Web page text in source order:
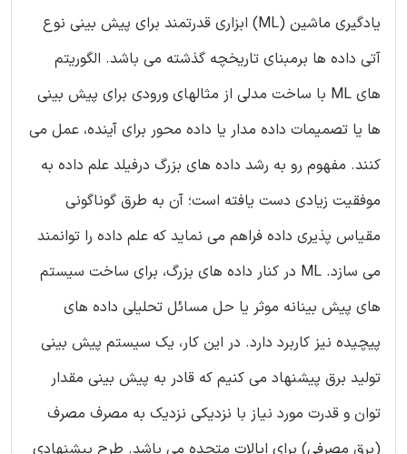
یادگیری ماشین (ML) ابزاری قدرتمند برای پیش بینی نوع
آتی داده ها برمبنای تاریخچه گذشته می باشد. الگوریتم
های ML با ساخت مدلی از مثالهای ورودی برای پیش بینی
ها یا تصمیمات داده مدار یا داده محور برای آینده، عمل می
کنند. مفهوم رو به رشد داده های بزرگ درفیلد علم داده به
موفقیت زیادی دست یافته است؛ آن به طرق گوناگونی
مقیاس پذیری داده فراهم می نماید که علم داده را توانمند
می سازد. ML در کنار داده های بزرگ، برای ساخت سیستم
های پیش بینانه موثر یا حل مسائل تحلیلی داده های
پیچیده نیز کاربرد دارد. در این کار، یک سیستم پیش بینی
تولید برق پیشنهاد می کنیم که قادر به پیش بینی مقدار
توان و قدرت مورد نیاز با نزدیکی نزدیک به مصرف مصرف
(برق مصرفی) برای ایالات متحده می باشد. طرح پیشنهادی